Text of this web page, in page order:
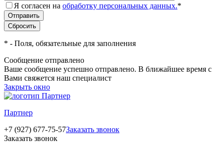
Я согласен на обработку персональных данных.*
* - Поля, обязательные для заполнения
Сообщение отправлено
Ваше сообщение успешно отправлено. В ближайшее время с
Вами свяжется наш специалист
Закрыть окно
Партнер
+7 (927) 677-75-57Заказать звонок
Заказать звонок